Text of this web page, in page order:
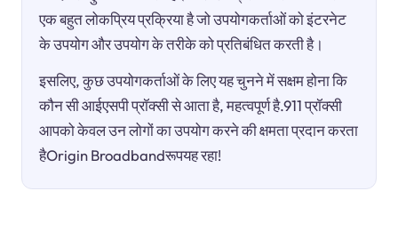
एक बहुत लोकप्रिय प्रक्रिया है जो उपयोगकर्ताओं को इंटरनेट
के उपयोग और उपयोग के तरीके को प्रतिबंधित करती है।
इसलिए, कुछ उपयोगकर्ताओं के लिए यह चुनने में सक्षम होना कि
कौन सी आईएसपी प्रॉक्सी से आता है, महत्वपूर्ण है.911 प्रॉक्सी
आपको केवल उन लोगों का उपयोग करने की क्षमता प्रदान करता
हैOrigin Broadbandरूपयह रहा!